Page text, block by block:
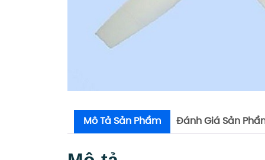
Mô Tả Sản Phẩm Đánh Giá Sản